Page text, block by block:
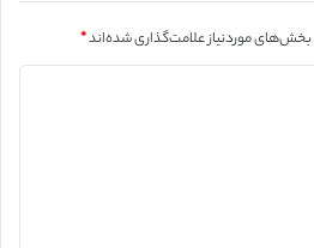
بخش‌های موردنیاز علامت‌گذاری شده‌اند*